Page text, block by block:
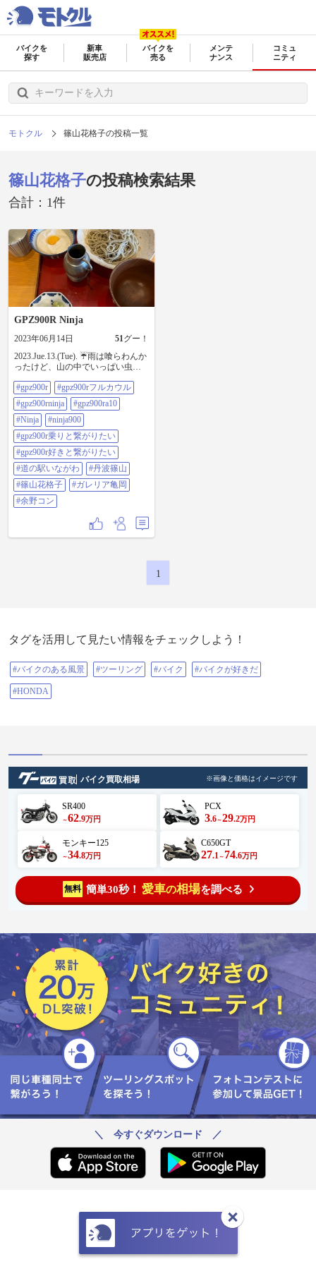
バイクを
探す
新車
販売店
バイクを
売る
メンテ
ナンス
コミュ
ニティ
モトクル 篠山花格子の投稿一覧
篠山花格子の投稿検索結果
合計：1件
GPZ900R Ninja
2023年06月14日 51グー！
2023.Jue.13.(Tue). ☔️雨は喰らわんか
ったけど、山の中でいっぱい虫喰
いながわ 枝豆出始めましたね🫛 〜
の久々の丹波篠山でまた蕎麦屋さ
んを物色🥢今日はトロロ蕎麦にし
ました♫ 美味しかった👍 〜のこれ
また久々のガレリア亀岡 最近オキ
ニの茎ブロッコリーをGET🥦 〜の
恒例の余野コン これまた毎度の缶
コーヒーで一服🚬 今日は18〜21で
荷物の受け取りあったので早々に
帰宅。 一日中曇り☁️の予報だった
のにどうしてどうして…暑かった
しまた顔だけ日焼けした🦆⁉️ でもお
陰様で楽しくリフレッシュ出来ま
した😊♫また一週間頑張ろう💪😤🍻
#gpz900r #gpz900rフルカウル
#gpz900r
#gpz900rフルカウル
#gpz900rninja
#gpz900ra10
#Ninja
#ninja900
#gpz900r乗りと繋がりたい
#gpz900r好きと繋がりたい
#道の駅いながわ
#丹波篠山
#篠山花格子
#ガレリア亀岡
#余野コン
1
タグを活用して見たい情報をチェックしよう！
#バイクのある風景 #ツーリング #バイク #バイクが好きだ
#HONDA
バイク買取相場 ※画像と価格はイメージです
SR400
～62.9万円
PCX
3.6～29.2万円
モンキー125
～34.8万円
C650GT
27.1 ～ 74.6万円
無料 簡単30秒！ 愛車の相場を調べる
＼ 今すぐダウンロード ／